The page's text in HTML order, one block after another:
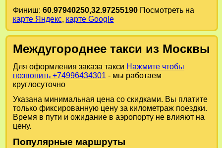
Финиш: 60.97940250,32.97255190Посмотреть на
карте Яндекс, карте Google
Междугороднее такси из Москвы
Для оформления заказа такси Нажмите чтобы
позвонить +74996434301 - мы работаем
круглосуточно
Указана минимальная цена со скидками. Вы платите
только фиксированную цену за километраж поездки.
Время в пути и ожидание в аэропорту не влияют на
цену.
Популярные маршруты